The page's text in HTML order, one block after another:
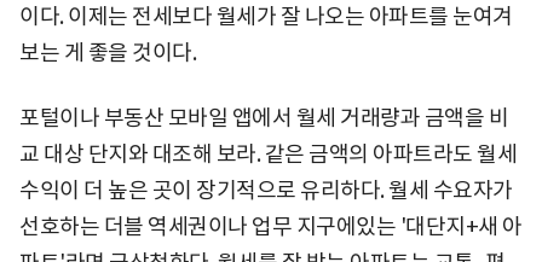
이다. 이제는 전세보다 월세가 잘 나오는 아파트를 눈여겨
보는 게 좋을 것이다.
포털이나 부동산 모바일 앱에서 월세 거래량과 금액을 비
교 대상 단지와 대조해 보라. 같은 금액의 아파트라도 월세
수익이 더 높은 곳이 장기적으로 유리하다. 월세 수요자가
선호하는 더블 역세권이나 업무 지구에있는 '대단지+새 아